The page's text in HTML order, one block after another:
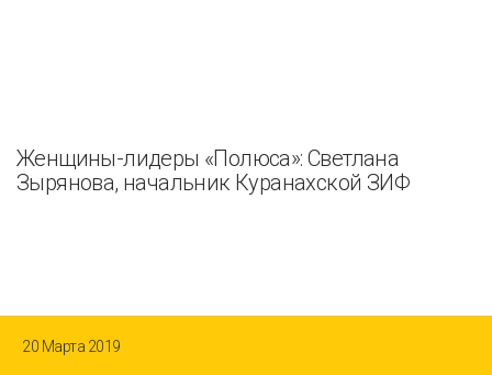
Женщины-лидеры «Полюса»: Светлана
Зырянова, начальник Куранахской ЗИФ
20 Марта 2019